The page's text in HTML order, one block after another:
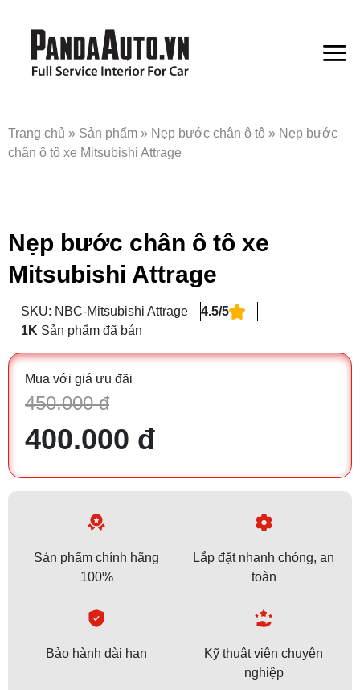
Trang chủ » Sản phẩm » Nẹp bước chân ô tô » Nẹp bước
chân ô tô xe Mitsubishi Attrage
Nẹp bước chân ô tô xe
Mitsubishi Attrage
SKU: NBC-Mitsubishi Attrage
4.5/5
1K Sản phẩm đã bán
Mua với giá ưu đãi
450.000 đ
400.000 đ
Sản phẩm chính hãng
100%
Lắp đặt nhanh chóng, an
toàn
Bảo hành dài hạn
Kỹ thuật viên chuyên
nghiệp